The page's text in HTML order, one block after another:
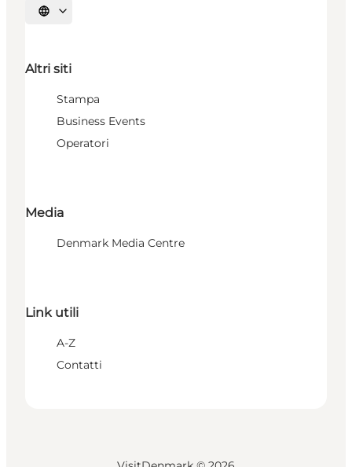
Seleziona la lingua
Altri siti
Stampa
Business Events
Operatori
Media
Denmark Media Centre
Link utili
A-Z
Contatti